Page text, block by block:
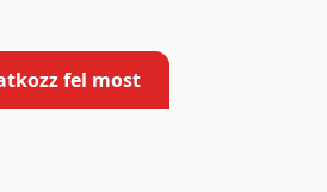
fel most